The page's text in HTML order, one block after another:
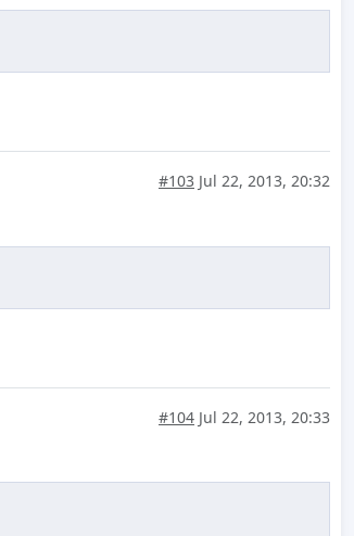
#103 Jul 22, 2013, 20:32
#104 Jul 22, 2013, 20:33